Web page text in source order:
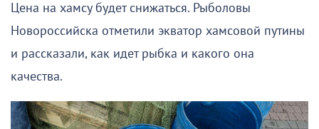
Цена на хамсу будет снижаться. Рыболовы
Новороссийска отметили экватор хамсовой путины
и рассказали, как идет рыбка и какого она
качества.